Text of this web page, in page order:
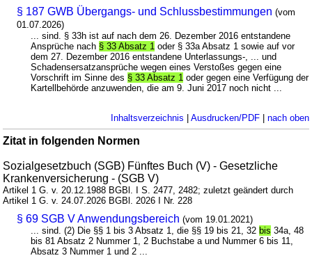
§ 187 GWB Übergangs- und Schlussbestimmungen (vom
01.07.2026)
... sind. § 33h ist auf nach dem 26. Dezember 2016 entstandene
Ansprüche nach § 33 Absatz 1 oder § 33a Absatz 1 sowie auf vor
dem 27. Dezember 2016 entstandene Unterlassungs-, ... und
Schadensersatzansprüche wegen eines Verstoßes gegen eine
Vorschrift im Sinne des § 33 Absatz 1 oder gegen eine Verfügung der
Kartellbehörde anzuwenden, die am 9. Juni 2017 noch nicht ...
Inhaltsverzeichnis Ausdrucken/PDF| nach oben
Zitat in folgenden Normen
Sozialgesetzbuch (SGB) Fünftes Buch (V) - Gesetzliche
Krankenversicherung - (SGB V)
Artikel 1 G. v. 20.12.1988 BGBl. I S. 2477, 2482; zuletzt geändert durch
Artikel 1 G. v. 24.07.2026 BGBl. 2026 I Nr. 228
§ 69 SGB V Anwendungsbereich (vom 19.01.2021)
... sind. (2) Die §§ 1 bis 3 Absatz 1, die §§ 19 bis 21, 32 bis 34a, 48
bis 81 Absatz 2 Nummer 1, 2 Buchstabe a und Nummer 6 bis 11,
Absatz 3 Nummer 1 und 2 ...